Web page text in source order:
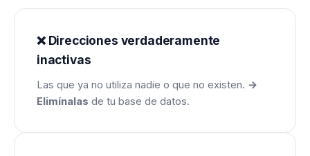
❌ Direcciones verdaderamente
inactivas
Las que ya no utiliza nadie o que no existen. →
Elimínalas de tu base de datos.